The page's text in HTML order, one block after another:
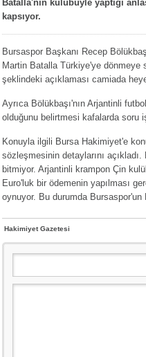
10.04.2023 14:44 |Hoş geldin Göktuğ Bebek!
11.11.2025 14:13 |Hoş geldin Ertuğrul Bebek!
12.10.2025 17:30 | MUTLULUKLAR SİNAN
08.01.2024 19:01 |Hoş geldin Aslan bebek!
03.01.2024 19:09 | Hoş geldin Güneş bebek!
Batalla'nın kulübüyle yaptığı
kapsıyor.
Bursaspor Başkanı Recep
Martin Batalla Türkiye'ye dönmeye
şeklindeki açıklaması camiada
Ayrıca Bölükbaşı'nın Arjantinli
olduğunu belirtmesi kafalarda soru
Konuyla ilgili Bursa Hakimiyet'e
sözleşmesinin detaylarını
bitmiyor. Arjantinli krampon Çin
Euro'luk bir ödemenin yapılması
oynuyor. Bu durumda
Hakimiyet Gazetesi